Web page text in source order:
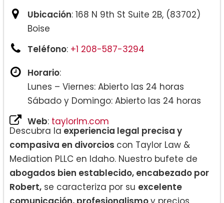
Ubicación: 168 N 9th St Suite 2B, (83702)
Boise
Teléfono: +1 208-587-3294
Horario:
Lunes – Viernes: Abierto las 24 horas
Sábado y Domingo: Abierto las 24 horas
Web: taylorlm.com
Descubra laexperiencia legal precisa y
compasiva en divorcios con Taylor Law &
Mediation PLLC en Idaho. Nuestro bufete de
abogados bien establecido, encabezado por
Robert, se caracteriza por su excelente